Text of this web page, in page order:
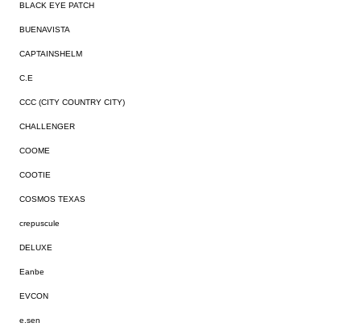
BLACK EYE PATCH
BUENAVISTA
CAPTAINSHELM
C.E
CCC (CITY COUNTRY CITY)
CHALLENGER
COOME
COOTIE
COSMOS TEXAS
crepuscule
DELUXE
Eanbe
EVCON
e.sen